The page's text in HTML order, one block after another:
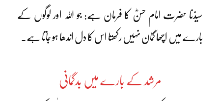
سیدّنا حضرت امام حسنؓ کا فرمان ہے: جو اللہ اور لوگوں کے
بارے میں اچھا گمان نہیں رکھتا اس کا دل اندھا ہو جاتا ہے۔
مرشد کے بارے میں بدگمانی